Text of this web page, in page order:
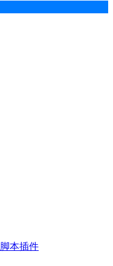
脚本插件